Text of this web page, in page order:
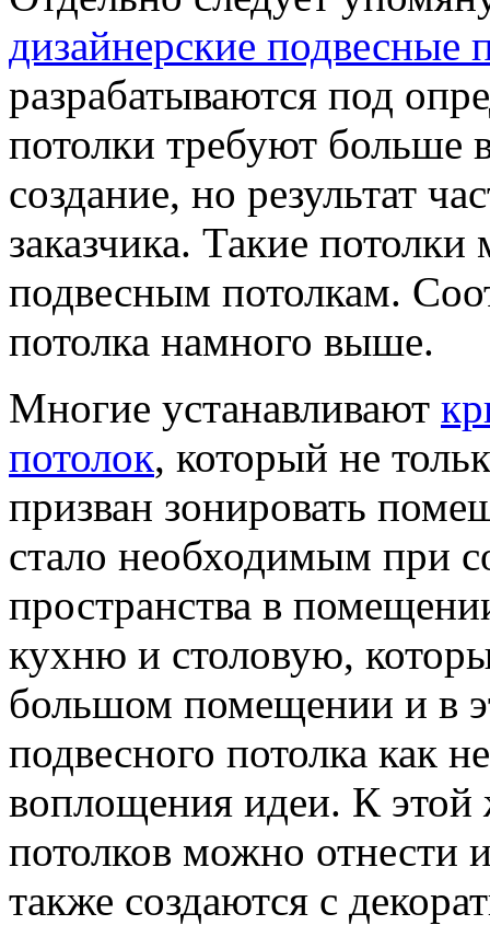
дизайнерские подвесные
разрабатываются под
потолки требуют больше
создание, но результат
заказчика. Такие
подвесным потолкам.
потолка намного выше.
Многие устанавливают
потолок, который не
призван зонировать
стало необходимым при
пространства в
кухню и столовую,
большом помещении и в
подвесного потолка как
воплощения идеи. К этой
потолков можно отнести
также создаются с